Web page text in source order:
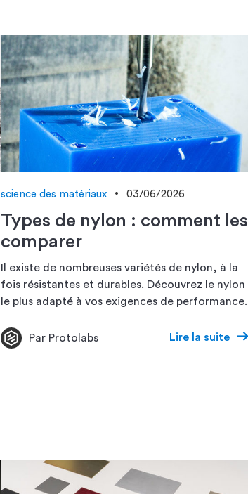
science des matériaux 03/06/2026
Types de nylon : comment les
comparer
Il existe de nombreuses variétés de nylon, à la
fois résistantes et durables. Découvrez le nylon
le plus adapté à vos exigences de performance.
Par Protolabs Lire la suite